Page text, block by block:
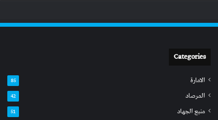
Categories
الامارة 85
المرصاد 42
منبع الجهاد 51